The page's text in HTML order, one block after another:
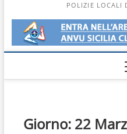
POLIZIE LOCALI
Giorno: 22